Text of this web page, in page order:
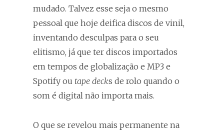
mudado. Talvez esse seja o mesmo
pessoal que hoje deifica discos de vinil,
inventando desculpas para o seu
elitismo, já que ter discos importados
em tempos de globalização e MP3 e
Spotify ou tape decks de rolo quando o
som é digital não importa mais.
O que se revelou mais permanente na